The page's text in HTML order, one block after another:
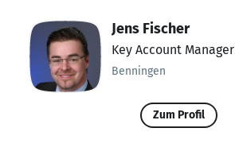
Jens Fischer
Key Account Manager
Benningen
Zum Profil